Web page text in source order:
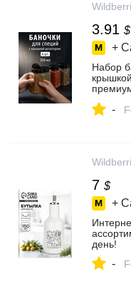
3.91 $
+
Набор
-
7 $
+
день!
-